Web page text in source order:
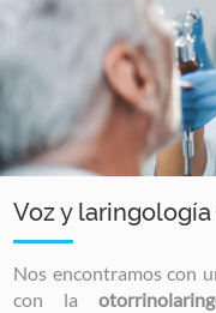
Voz y
Nos encontramos con
con la